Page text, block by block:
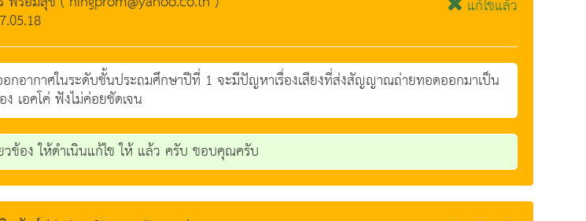
แก้ไขแล้ว
กอากาศในระดับชั้นประถมศึกษาปีที่ 1 จะมีปัญหาเรื่องเสียงที่ส่งสัญญาณถ่ายทอดออกมาเป็น
ง เอคโค่ ฟังไม่ค่อยชัดเจน
วข้อง ให้ดำเนินแก้ไข ให้ แล้ว ครับ ขอบคุณครับ